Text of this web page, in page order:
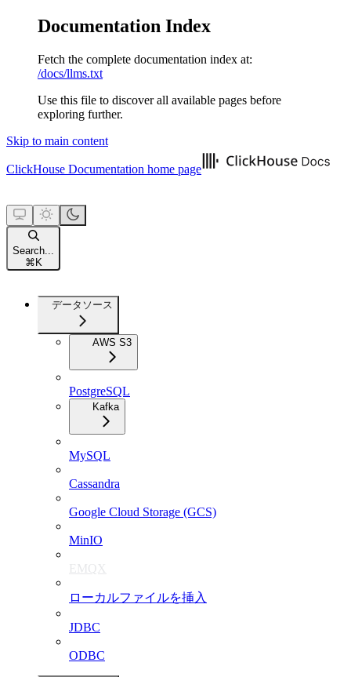
Documentation Index
Fetch the complete documentation index at:
/docs/llms.txt
Use this file to discover all available pages before
exploring further.
Skip to main content
ClickHouse Documentation home page
Search...
⌘ K
データソース
AWS S3
PostgreSQL
Kafka
MySQL
Cassandra
Google Cloud Storage (GCS)
MinIO
EMQX
ローカルファイルを挿入
JDBC
ODBC